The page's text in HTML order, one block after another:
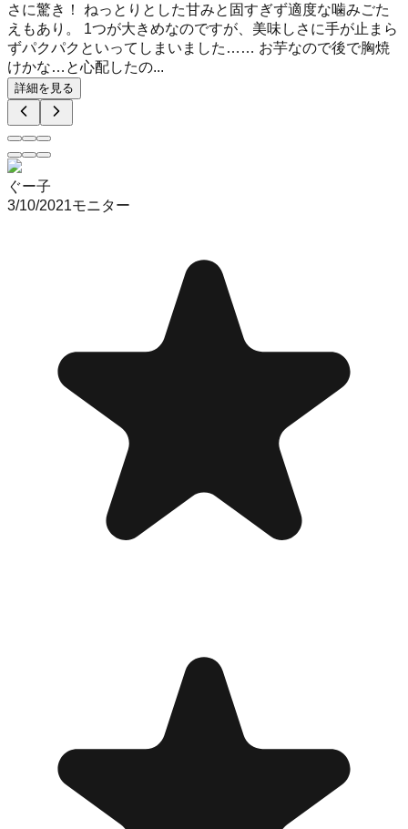
さに驚き！ ねっとりとした甘みと固すぎず適度な噛みごた
えもあり。 1つが大きめなのですが、美味しさに手が止まら
ずパクパクといってしまいました…… お芋なので後で胸焼
けかな…と心配したの...
詳細を見る
ぐー子
3/10/2021モニター